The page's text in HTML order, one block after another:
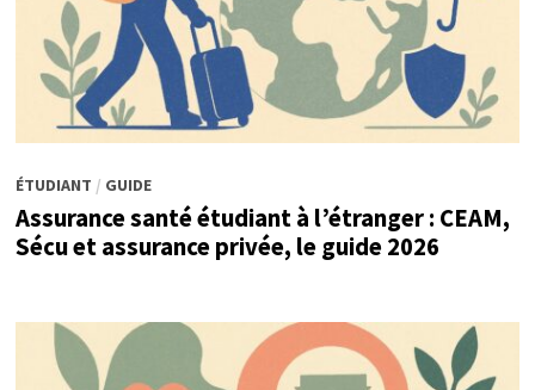
ÉTUDIANT / GUIDE
Assurance santé étudiant à l’étranger : CEAM,
Sécu et assurance privée, le guide 2026